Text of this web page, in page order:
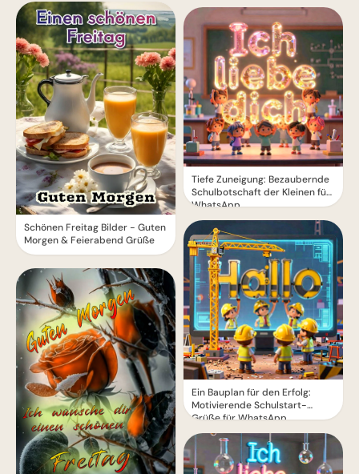
Schönen Freitag Bilder - Guten
Morgen & Feierabend Grüße
Tiefe Zuneigung: Bezaubernde
Schulbotschaft der Kleinen für
WhatsApp
Ein Bauplan für den Erfolg:
Motivierende Schulstart-
Grüße für WhatsApp